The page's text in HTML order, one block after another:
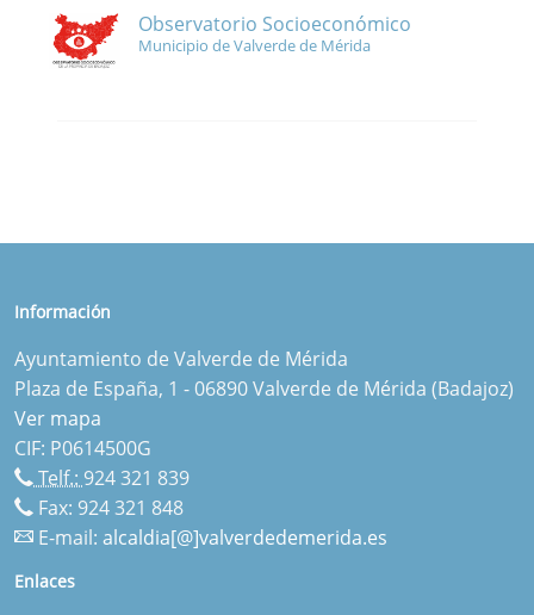
Observatorio Socioeconómico
Municipio de Valverde de Mérida
Información
Ayuntamiento de Valverde de Mérida
Plaza de España, 1 - 06890 Valverde de Mérida (Badajoz)
Ver mapa
CIF: P0614500G
Telf.: 924 321 839
Fax: 924 321 848
E-mail: alcaldia[@]valverdedemerida.es
Enlaces